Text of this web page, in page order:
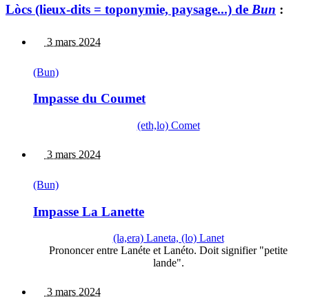
Lòcs (lieux-dits = toponymie, paysage...) de Bun :
3 mars 2024
(Bun)
Impasse du Coumet
(eth,lo) Comet
3 mars 2024
(Bun)
Impasse La Lanette
(la,era) Laneta, (lo) Lanet
Prononcer entre Lanéte et Lanéto. Doit signifier "petite
lande".
3 mars 2024